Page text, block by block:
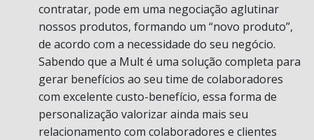
contratar, pode em uma negociação aglutinar
nossos produtos, formando um “novo produto”,
de acordo com a necessidade do seu negócio.
Sabendo que a Mult é uma solução completa para
gerar benefícios ao seu time de colaboradores
com excelente custo-benefício, essa forma de
personalização valorizar ainda mais seu
relacionamento com colaboradores e clientes